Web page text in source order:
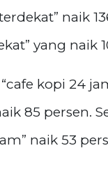
naik
yang naik
kopi 24
85 persen.
naik 53